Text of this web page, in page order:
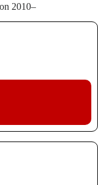
2010–